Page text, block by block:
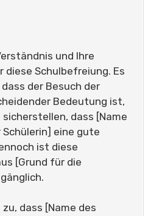
und Ihre
diese Schulbefreiung. Es
der Besuch der
Bedeutung ist,
dass [Name
eine gute
ist diese
[Grund für die
dass [Name des